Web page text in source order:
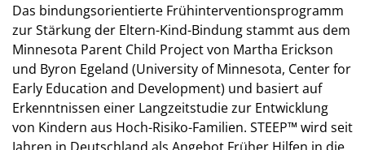
Das bindungsorientierte Frühinterventionsprogramm
zur Stärkung der Eltern-Kind-Bindung stammt aus dem
Minnesota Parent Child Project von Martha Erickson
und Byron Egeland (University of Minnesota, Center for
Early Education and Development) und basiert auf
Erkenntnissen einer Langzeitstudie zur Entwicklung
von Kindern aus Hoch-Risiko-Familien. STEEP™ wird seit